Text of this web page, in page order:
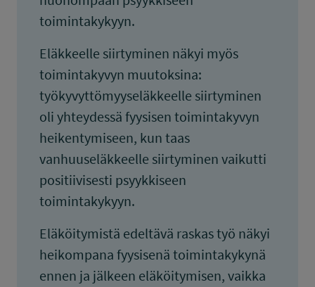
toimintakykyyn.
Eläkkeelle siirtyminen näkyi myös
toimintakyvyn muutoksina:
työkyvyttömyyseläkkeelle siirtyminen
oli yhteydessä fyysisen toimintakyvyn
heikentymiseen, kun taas
vanhuuseläkkeelle siirtyminen vaikutti
positiivisesti psyykkiseen
toimintakykyyn.
Eläköitymistä edeltävä raskas työ näkyi
heikompana fyysisenä toimintakykynä
ennen ja jälkeen eläköitymisen, vaikka